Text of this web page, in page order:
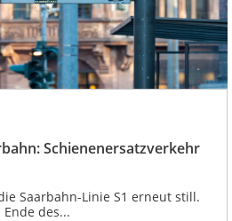
Schienenersatzverkehr
Saarbahn-Linie S1 erneut still.
des...